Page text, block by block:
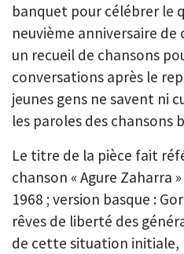
banquet pour célébrer le
neuvième anniversaire
un recueil de chansons
conversations après le
jeunes gens ne savent ni
les paroles des chansons
Le titre de la pièce fait
chanson « Agure Zaharra
1968 ; version basque :
rêves de liberté des
de cette situation initiale,